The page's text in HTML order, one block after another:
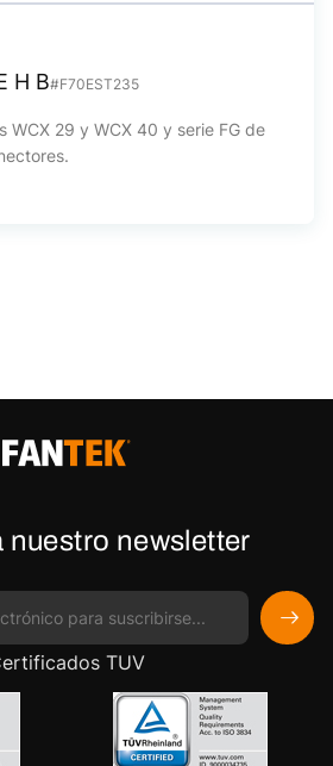
H B#F70EST235
WCX 29 y WCX 40 y serie FG de
nuestro newsletter
TUV